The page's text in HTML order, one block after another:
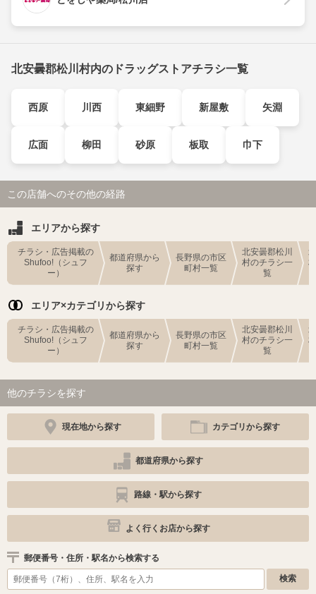
北安曇郡松川村内のドラッグストアチラシ一覧
西原 川西 東細野 新屋敷 矢淵
広面 柳田 砂原 板取 巾下
この店舗へのその他の経路
エリアから探す
チラシ・広告掲載の
Shufoo!（シュフ
ー）
都道府県から
探す
長野県の市区
町村一覧
北安曇郡松川
村のチラシ一
覧
エリア×カテゴリから探す
チラシ・広告掲載の
Shufoo!（シュフ
ー）
都道府県から
探す
長野県の市区
町村一覧
北安曇郡松川
村のチラシ一
覧
他のチラシを探す
現在地から探す カテゴリから探す
都道府県から探す
路線・駅から探す
よく行くお店から探す
郵便番号・住所・駅名から検索する